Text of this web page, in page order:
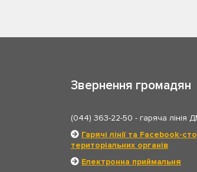
Звернення громадян
(044) 363-22-50 - гаряча лінія
Гарячі лінії та Facebook-
територіальних органів
Електронна приймальня